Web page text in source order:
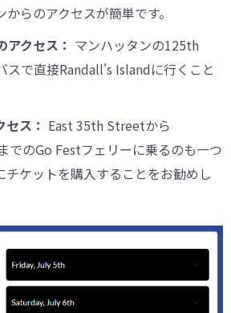
からのアクセスが簡単です。
クセス： マンハッタンの125th
スで直接Randall's Islandに行くこと
ス： East 35th Streetから
でのGo Festフェリーに乗るのも一つ
チケットを購入することをお勧めし